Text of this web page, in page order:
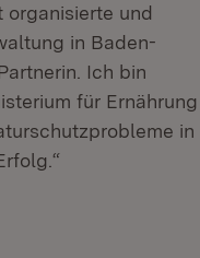
und
in Baden-
Ich bin
für Ernährung
in